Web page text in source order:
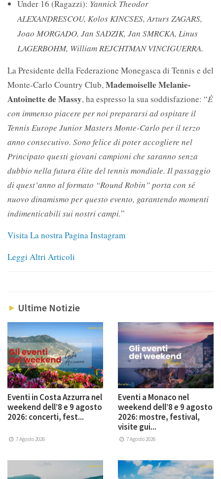
Under 16 (Ragazzi): Yannick Theodor
ALEXANDRESCOU, Kolos KINCSES, Arturs ZAGARS,
Joao MORGADO, Jan SADZIK, Jan SMRCKA, Linus
LAGERBOHM, William REJCHTMAN VINCIGUERRA.
La Presidente della Federazione Monegasca di Tennis e del
Monte-Carlo Country Club, Mademoiselle Melanie-
Antoinette de Massy, ​​ha espresso la sua soddisfazione: “È
con immenso piacere per noiprepararsi ad ospitare il
Tennis Europe Junior Masters Monte-Carlo per il terzo
anno consecutivo. Sono felice di poter accogliere nel
Principato questi giovani campioni che saranno senza
dubbio nella futura élite del tennis mondiale. Il passaggio
di quest’anno al formato “Round Robin” porta con sé
nuovo dinamismo per questo evento, garantendo momenti
indimenticabili sui nostri campi.”
Visita La nostra Pagina Instagram
Leggi Altri Articoli
Ultime Notizie
Eventi in Costa Azzurra nel
weekend dell’8 e 9 agosto
2026: concerti, fest...
7 Agosto 2026
Eventi a Monaco nel
weekend dell’8 e 9 agosto
2026: mostre, festival,
visite gui...
7 Agosto 2026